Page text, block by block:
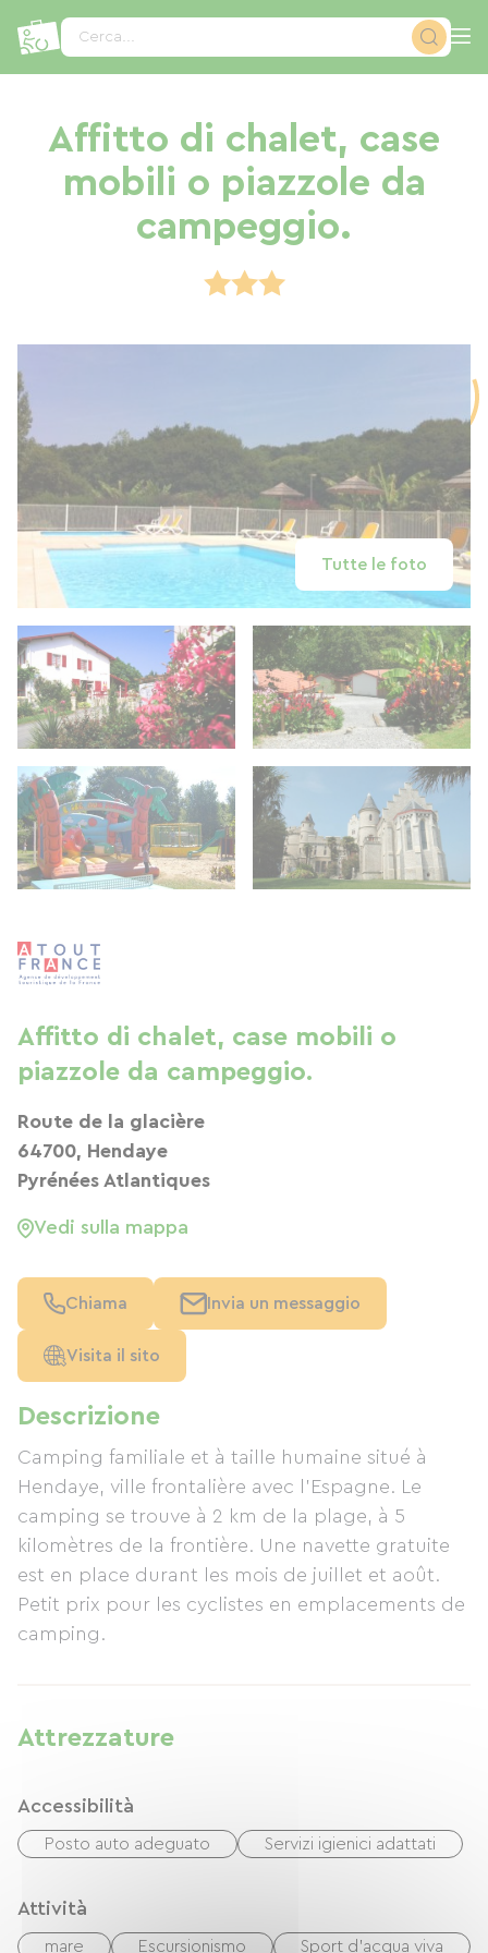
Cerca...
Affitto di chalet, case
mobili o piazzole da
campeggio.
Tutte le foto
Descrizione
Camping familiale et à taille humaine situé à
Hendaye, ville frontalière avec l'Espagne. Le
camping se trouve à 2 km de la plage, à 5
kilomètres de la frontière. Une navette gratuite
est en place durant les mois de juillet et août.
Petit prix pour les cyclistes en emplacements de
camping.
Attrezzature
Accessibilità
Posto auto adeguato Servizi igienici adattati
Attività
mare Escursionismo Sport d'acqua viva
Affitto di chalet, case mobili o
piazzole da campeggio.
Route de la glacière
64700, Hendaye
Pyrénées Atlantiques
Vedi sulla mappa
Chiama Invia un messaggio
Visita il sito
Pannello di gestione dei cookies